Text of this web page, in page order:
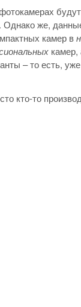
же,
камер в
– то есть,
кто-то